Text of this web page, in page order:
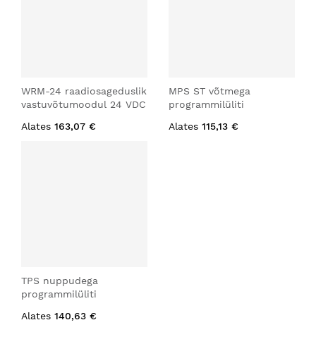
WRM-24 raadiosageduslik
vastuvõtumoodul 24 VDC
Alates 163,07 €
MPS ST võtmega
programmilüliti
Alates 115,13 €
TPS nuppudega
programmilüliti
Alates 140,63 €